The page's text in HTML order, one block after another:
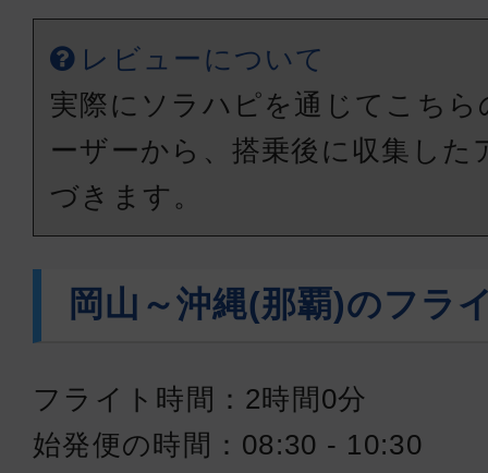
レビューについて
実際にソラハピを通じてこち
ーザーから、搭乗後に収集した
づきます。
岡山～沖縄(那覇)のフラ
フライト時間：2時間0分
始発便の時間：08:30 - 10:30